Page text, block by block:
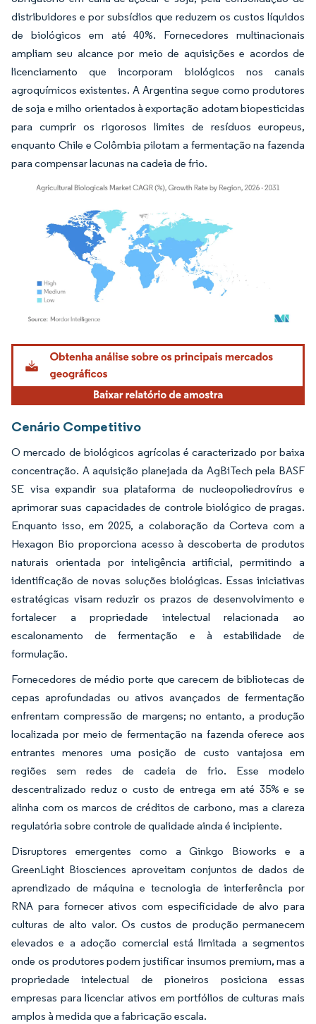
distribuidores e por subsídios que reduzem os custos líquidos
de biológicos em até 40%. Fornecedores multinacionais
ampliam seu alcance por meio de aquisições e acordos de
licenciamento que incorporam biológicos nos canais
agroquímicos existentes. A Argentina segue como produtores
de soja e milho orientados à exportação adotam biopesticidas
para cumprir os rigorosos limites de resíduos europeus,
enquanto Chile e Colômbia pilotam a fermentação na fazenda
para compensar lacunas na cadeia de frio.
Imagem © Mordor Intelligence. O reuso requer atribuição conforme CC BY 4.0.
Cenário Competitivo
O mercado de biológicos agrícolas é caracterizado por baixa
concentração. A aquisição planejada da AgBiTech pela BASF
SE visa expandir sua plataforma de nucleopoliedrovírus e
aprimorar suas capacidades de controle biológico de pragas.
Enquanto isso, em 2025, a colaboração da Corteva com a
Hexagon Bio proporciona acesso à descoberta de produtos
naturais orientada por inteligência artificial, permitindo a
identificação de novas soluções biológicas. Essas iniciativas
estratégicas visam reduzir os prazos de desenvolvimento e
fortalecer a propriedade intelectual relacionada ao
escalonamento de fermentação e à estabilidade de
formulação.
Fornecedores de médio porte que carecem de bibliotecas de
cepas aprofundadas ou ativos avançados de fermentação
enfrentam compressão de margens; no entanto, a produção
localizada por meio de fermentação na fazenda oferece aos
entrantes menores uma posição de custo vantajosa em
regiões sem redes de cadeia de frio. Esse modelo
descentralizado reduz o custo de entrega em até 35% e se
alinha com os marcos de créditos de carbono, mas a clareza
regulatória sobre controle de qualidade ainda é incipiente.
Disruptores emergentes como a Ginkgo Bioworks e a
GreenLight Biosciences aproveitam conjuntos de dados de
aprendizado de máquina e tecnologia de interferência por
RNA para fornecer ativos com especificidade de alvo para
culturas de alto valor. Os custos de produção permanecem
elevados e a adoção comercial está limitada a segmentos
onde os produtores podem justificar insumos premium, mas a
propriedade intelectual de pioneiros posiciona essas
empresas para licenciar ativos em portfólios de culturas mais
amplos à medida que a fabricação escala.